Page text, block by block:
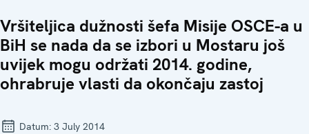
Vršiteljica dužnosti šefa Misije OSCE-a u
BiH se nada da se izbori u Mostaru još
uvijek mogu održati 2014. godine,
ohrabruje vlasti da okončaju zastoj
Datum: 3 July 2014